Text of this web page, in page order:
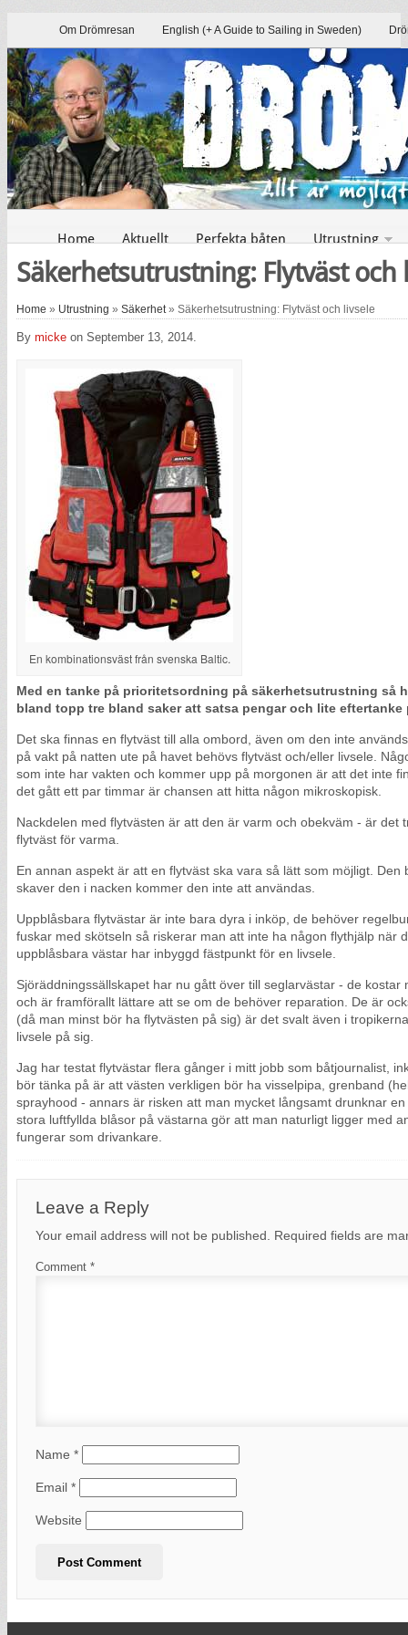
Om Drömresan English (+ A Guide to Sailing in Sweden)
Home Aktuellt Perfekta båten Utrustning
Säkerhetsutrustning: Flytväst och
Home » Utrustning » Säkerhet» Säkerhetsutrustning: Flytväst och livsele
By micke on September 13, 2014.
En kombinationsväst från svenska Baltic.
Med en tanke på prioritetsordning på säkerhetsutrustning så
bland topp tre bland saker att satsa pengar och lite eftertanke
Det ska finnas en flytväst till alla ombord, även om den inte
på vakt på natten ute på havet behövs flytväst och/eller livsele.
som inte har vakten och kommer upp på morgonen är att det inte
det gått ett par timmar är chansen att hitta någon mikroskopisk.
Nackdelen med flytvästen är att den är varm och obekväm - är det
flytväst för varma.
En annan aspekt är att en flytväst ska vara så lätt som möjligt.
skaver den i nacken kommer den inte att användas.
Uppblåsbara flytvästar är inte bara dyra i inköp, de behöver
fuskar med skötseln så riskerar man att inte ha någon flythjälp när
uppblåsbara västar har inbyggd fästpunkt för en livsele.
Sjöräddningssällskapet har nu gått över till seglarvästar - de
och är framförallt lättare att se om de behöver reparation. De är
(då man minst bör ha flytvästen på sig) är det svalt även i
livsele på sig.
Jag har testat flytvästar flera gånger i mitt jobb som båtjournalist,
bör tänka på är att västen verkligen bör ha visselpipa, grenband
sprayhood - annars är risken att man mycket långsamt drunknar
stora luftfyllda blåsor på västarna gör att man naturligt ligger med
fungerar som drivankare.
Leave a Reply
Your email address will not be published. Required fields are
Comment *
Name *
Email *
Website